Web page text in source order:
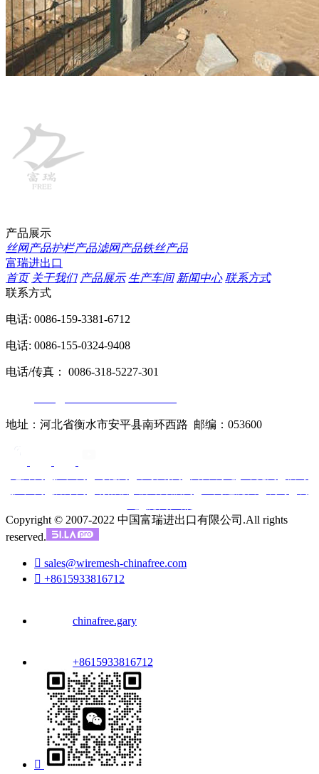
产品展示
丝网产品护栏产品滤网产品铁丝产品
富瑞进出口
首页 关于我们 产品展示 生产车间 新闻中心 联系方式
联系方式
电话: 0086-159-3381-6712
电话: 0086-155-0324-9408
电话/传真： 0086-318-5227-301
地址：河北省衡水市安平县南环西路 邮编：053600
Copyright © 2007-2022 中国富瑞进出口有限公司.All rights
reserved.
 sales@wiremesh-chinafree.com
 +8615933816712
chinafree.gary
+8615933816712
